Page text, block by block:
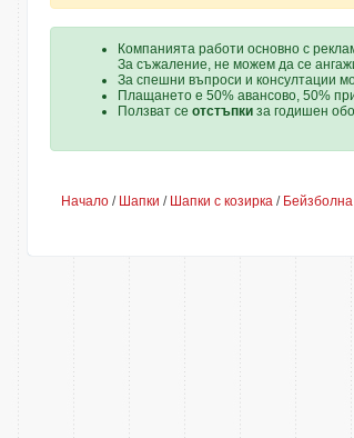
Компанията работи основно с
За съжаление, не можем да се
За спешни въпроси и консултации
Плащането е 50% авансово, 50%
Ползват се отстъпки за годишен
Начало / Шапки / Шапки с козирка / Бейзболна